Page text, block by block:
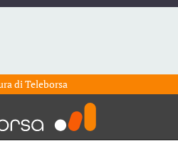
diTeleborsa